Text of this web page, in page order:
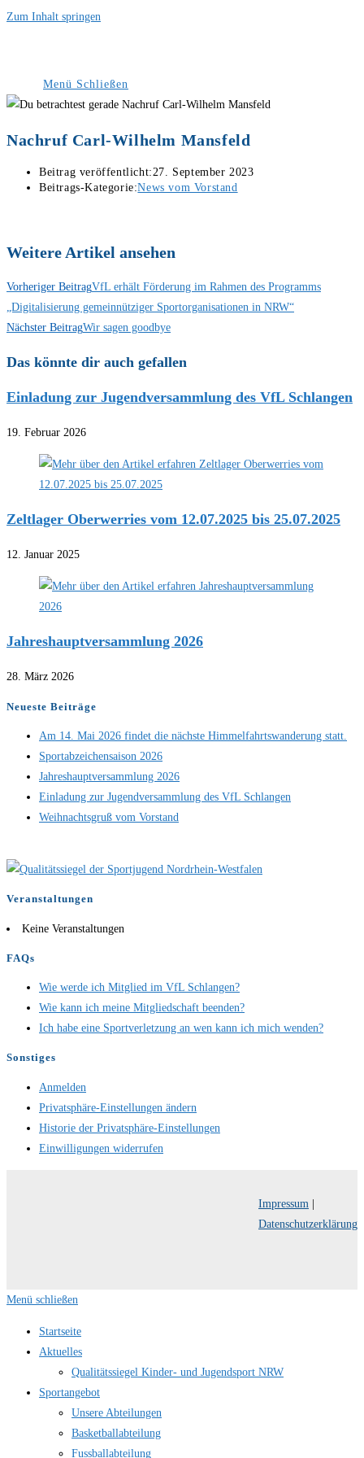
Zum Inhalt springen
Menü Schließen
Nachruf Carl-Wilhelm Mansfeld
Beitrag veröffentlicht:27. September 2023
Beitrags-Kategorie:News vom Vorstand
Weitere Artikel ansehen
Vorheriger BeitragVfL erhält Förderung im Rahmen des Programms
„Digitalisierung gemeinnütziger Sportorganisationen in NRW“
Nächster BeitragWir sagen goodbye
Das könnte dir auch gefallen
Einladung zur Jugendversammlung des VfL Schlangen
19. Februar 2026
Zeltlager Oberwerries vom 12.07.2025 bis 25.07.2025
12. Januar 2025
Jahreshauptversammlung 2026
28. März 2026
Neueste Beiträge
Am 14. Mai 2026 findet die nächste Himmelfahrtswanderung statt.
Sportabzeichensaison 2026
Jahreshauptversammlung 2026
Einladung zur Jugendversammlung des VfL Schlangen
Weihnachtsgruß vom Vorstand
Veranstaltungen
Keine Veranstaltungen
FAQs
Wie werde ich Mitglied im VfL Schlangen?
Wie kann ich meine Mitgliedschaft beenden?
Ich habe eine Sportverletzung an wen kann ich mich wenden?
Sonstiges
Anmelden
Privatsphäre-Einstellungen ändern
Historie der Privatsphäre-Einstellungen
Einwilligungen widerrufen
Impressum |
Datenschutzerklärung
Menü schließen
Startseite
Aktuelles
Qualitätssiegel Kinder- und Jugendsport NRW
Sportangebot
Unsere Abteilungen
Basketballabteilung
Fussballabteilung